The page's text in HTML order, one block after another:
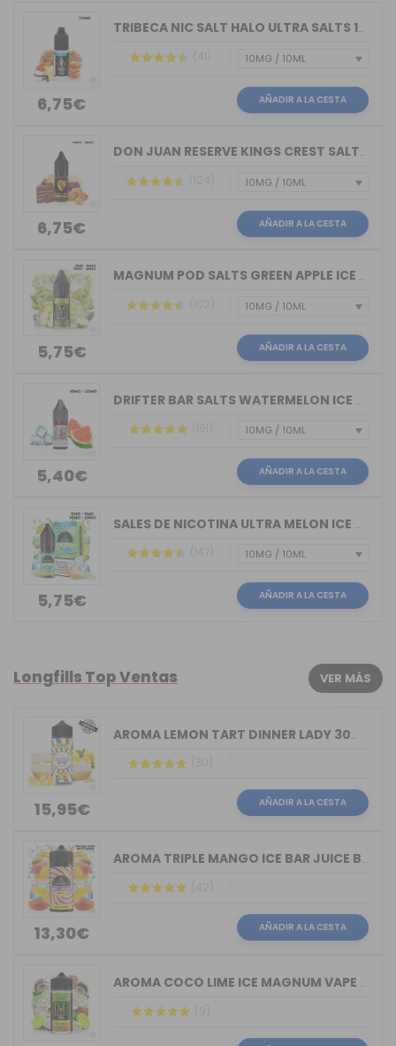
6,75€
TRIBECA NIC SALT HALO ULTRA SALTS 10M...
(41)
AÑADIR A LA CESTA
6,75€
DON JUAN RESERVE KINGS CREST SALTS 10ML
(124)
AÑADIR A LA CESTA
5,75€
MAGNUM POD SALTS GREEN APPLE ICE 10ML
(102)
AÑADIR A LA CESTA
5,40€
DRIFTER BAR SALTS WATERMELON ICE JUIC...
(191)
AÑADIR A LA CESTA
5,75€
SALES DE NICOTINA ULTRA MELON ICE BAR...
(147)
AÑADIR A LA CESTA
Longfills Top Ventas VER MÁS
15,95€
AROMA LEMON TART DINNER LADY 30ML LON...
(30)
AÑADIR A LA CESTA
13,30€
AROMA TRIPLE MANGO ICE BAR JUICE BY B...
(42)
AÑADIR A LA CESTA
AROMA COCO LIME ICE MAGNUM VAPE 30ML ...
(9)